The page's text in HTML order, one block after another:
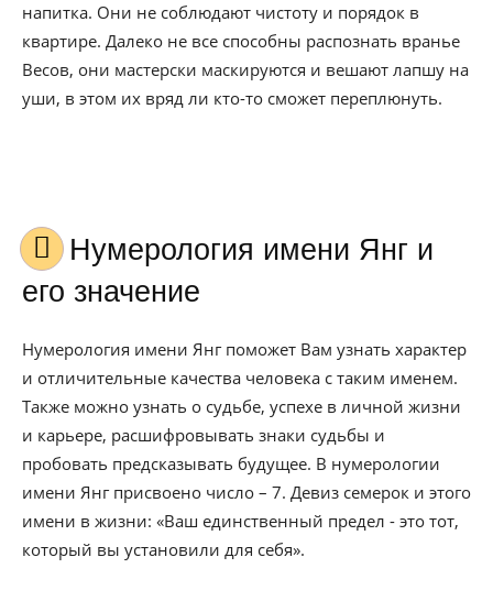
напитка. Они не соблюдают чистоту и порядок в
квартире. Далеко не все способны распознать вранье
Весов, они мастерски маскируются и вешают лапшу на
уши, в этом их вряд ли кто-то сможет переплюнуть.
Нумерология имени Янг и
его значение
Нумерология имени Янг поможет Вам узнать характер
и отличительные качества человека с таким именем.
Также можно узнать о судьбе, успехе в личной жизни
и карьере, расшифровывать знаки судьбы и
пробовать предсказывать будущее. В нумерологии
имени Янг присвоено число – 7. Девиз семерок и этого
имени в жизни: «Ваш единственный предел - это тот,
который вы установили для себя».